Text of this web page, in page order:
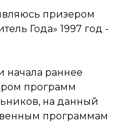
призером
Года» 1997 год -
начала раннее
программ
на данный
программам